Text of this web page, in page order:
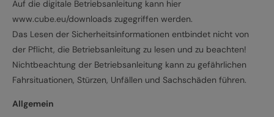
Auf die digitale Betriebsanleitung kann hier
www.cube.eu/downloads zugegriffen werden.
Das Lesen der Sicherheitsinformationen entbindet nicht von
der Pflicht, die Betriebsanleitung zu lesen und zu beachten!
Nichtbeachtung der Betriebsanleitung kann zu gefährlichen
Fahrsituationen, Stürzen, Unfällen und Sachschäden führen.
Allgemein